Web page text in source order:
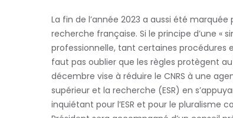
La fin de l’année 2023 a aussi été
recherche française. Si le principe d’une «
professionnelle, tant certaines procédures
faut pas oublier que les règles protègent
décembre vise à réduire le CNRS à une
supérieur et la recherche (ESR) en
inquiétant pour l’ESR et pour le pluralisme